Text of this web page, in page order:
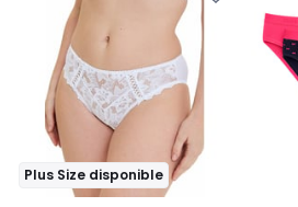
Plus Size disponible